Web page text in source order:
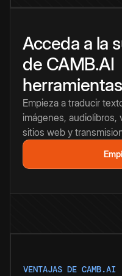
Acceda a la
de CAMB.AI
Empieza a traducir
imágenes, audiolibros,
sitios web y
VENTAJAS DE CAMB.AI